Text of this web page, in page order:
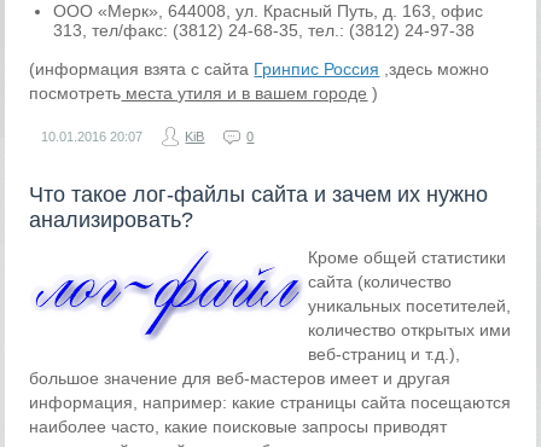
ООО «Мерк», 644008, ул. Красный Путь, д. 163, офис
313, тел/факс: (3812) 24-68-35, тел.: (3812) 24-97-38
(информация взята с сайта Гринпис Россия ,здесь можно
посмотреть места утиля и в вашем городе )
10.01.2016 20:07 KiB 0
Что такое лог-файлы сайта и зачем их нужно
анализировать?
Кроме общей статистики
сайта (количество
уникальных посетителей,
количество открытых ими
веб-страниц и т.д.),
большое значение для веб-мастеров имеет и другая
информация, например: какие страницы сайта посещаются
наиболее часто, какие поисковые запросы приводят